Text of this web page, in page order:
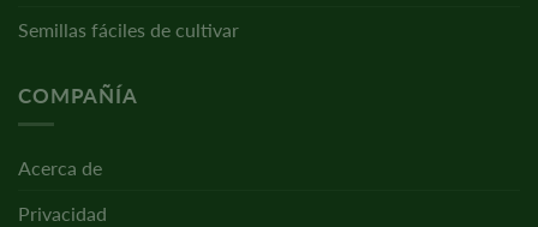
Semillas fáciles de cultivar
COMPAÑÍA
Acerca de
Privacidad